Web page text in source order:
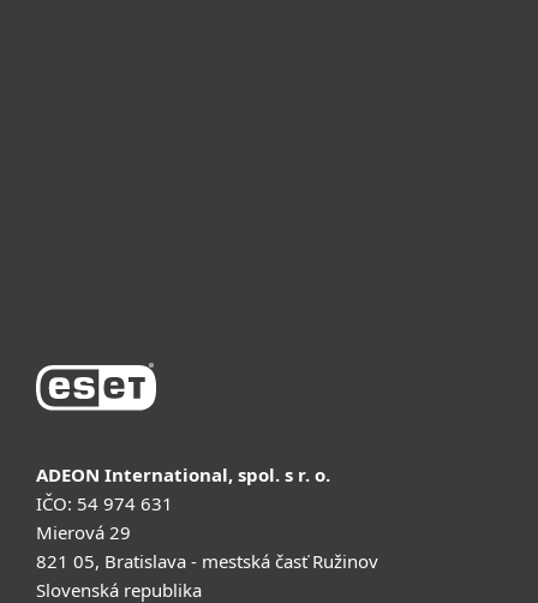
ADEON International, spol. s r. o.
IČO: 54 974 631
Mierová 29
821 05, Bratislava - mestská časť Ružinov
Slovenská republika